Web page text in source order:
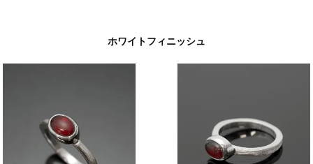
ホワイトフィニッシュ